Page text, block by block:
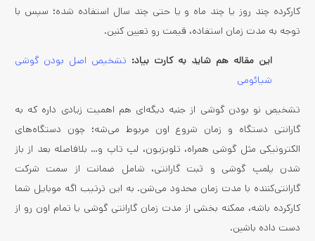
کارکرده چند روز یا چند ماه و یا حتی چند سال استفاده شده؛ سپس با
توجه به مدت زمان استفاده، قیمت رو تعیین کنین.
این مقاله هم شاید به کارت بیاد: تشخیص اصل بودن گوشی
شیائومی
تشخیص نو بودن گوشی از جنبه دیگه‌ای هم اهمیت زیادی داره که به
گارانتی دستگاه و زمان شروع اون مربوط می‌شه؛ چون دستگاه‌های
الکترونیکی مثل گوشی همراه، تلویزیون، لپ تاپ و… بلافاصله بعد از باز
شدن پلمپ گوشی و ثبت گارانتی، شامل ضمانت از سمت شرکت
گارانتی‌کننده با مدت زمان محدود می‌شن. به این ترتیب اگه موبایل شما
کارکرده باشه، ممکنه بخشی از مدت زمان گارانتی گوشی یا تمام اون رو از
دست داده باشین.